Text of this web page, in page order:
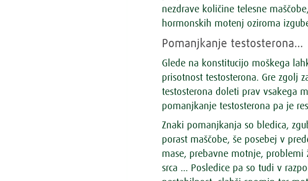
nezdrave količine telesne
hormonskih motenj oziroma
Pomanjkanje testosterona…
Glede na konstitucijo moškega
prisotnost testosterona. Gre zgolj
testosterona doleti prav vsakega
pomanjkanje testosterona pa je
Znaki pomanjkanja so bledica,
porast maščobe, še posebej v
mase, prebavne motnje,
srca … Posledice pa so tudi v